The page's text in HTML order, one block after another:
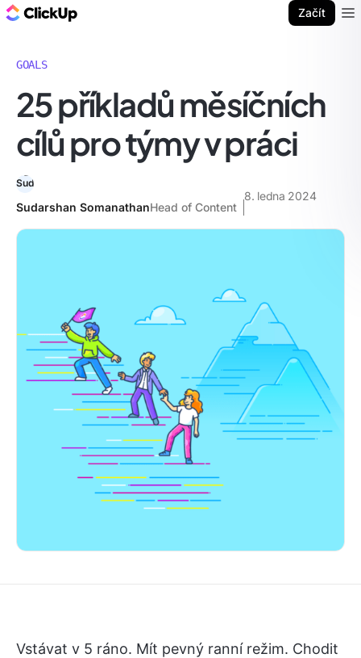
Začít
GOALS
25 příkladů měsíčních
cílů pro týmy v práci
Sudarshan SomanathanHead of Content
8. ledna 2024
Vstávat v 5 ráno. Mít pevný ranní režim. Chodit